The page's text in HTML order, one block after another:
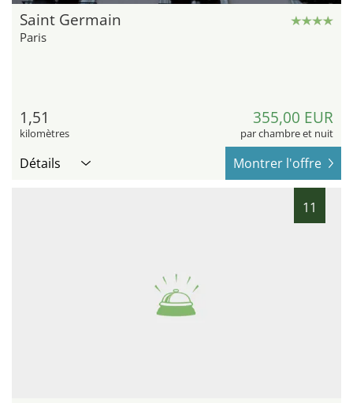
Saint Germain
Paris
1,51
kilomètres
355,00 EUR
par chambre et nuit
Détails Montrer l'offre
11